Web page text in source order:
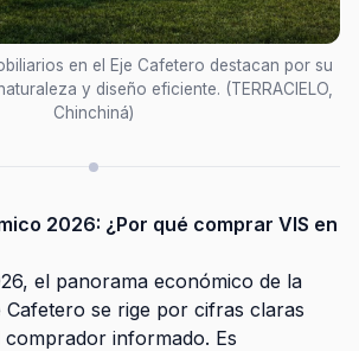
en el Eje Cafetero destacan por su
y diseño eficiente. (TERRACIELO,
Chinchiná)
2026: ¿Por qué comprar VIS en
el panorama económico de la
Cafetero se rige por cifras claras
informado. Es